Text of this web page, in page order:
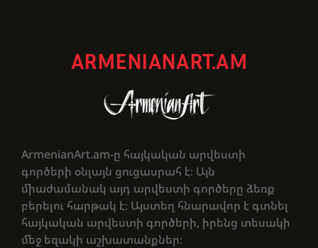
ARMENIANART.AM
ArmenianArt.am-ը հայկական արվեստի
գործերի օնլայն ցուցասրահ է։ Այն
միաժամանակ այդ արվեստի գործերը ձեռք
բերելու հարթակ է։ Այստեղ հնարավոր է գտնել
հայկական արվեստի գործերի, իրենց տեսակի
մեջ եզակի աշխատանքներ։